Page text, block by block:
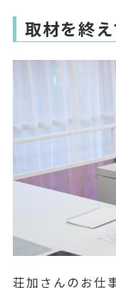
取材を終え
荘加さんのお仕